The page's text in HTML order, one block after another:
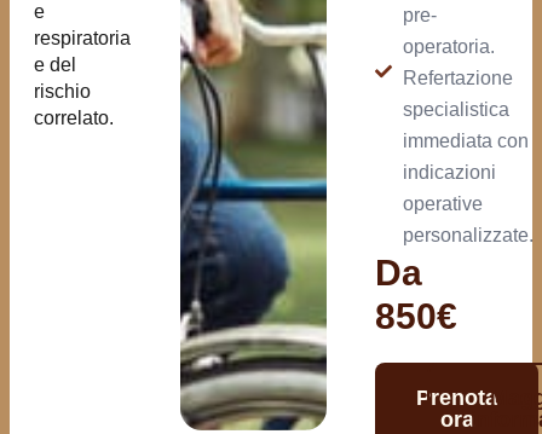
e
respiratoria
e del
rischio
correlato.
pre-
operatoria.
Refertazione
specialistica
immediata con
indicazioni
operative
personalizzate.
Da
850€
Prenota
ora